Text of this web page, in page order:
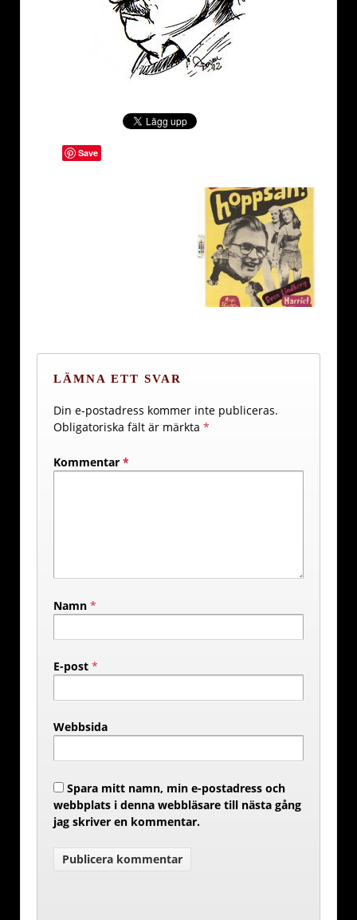
Save
LÄMNA ETT SVAR
Din e-postadress kommer inte publiceras.
Obligatoriska fält är märkta *
Kommentar *
Namn *
E-post *
Webbsida
Spara mitt namn, min e-postadress och
webbplats i denna webbläsare till nästa gång
jag skriver en kommentar.